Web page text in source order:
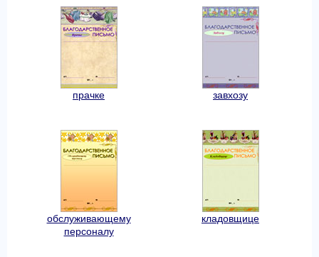
прачке завхозу
обслуживающему
персоналу
кладовщице